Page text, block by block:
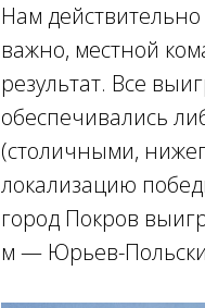
Нам
важно, местной
результат. Все
обеспечивались
(столичными,
локализацию
город Покров
м — Юрьев-